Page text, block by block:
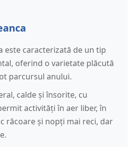
este caracterizată de un tip
oferind o varietate plăcută
parcursul anului.
calde și însorite, cu
activități în aer liber, în
răcoare și nopți mai reci, dar